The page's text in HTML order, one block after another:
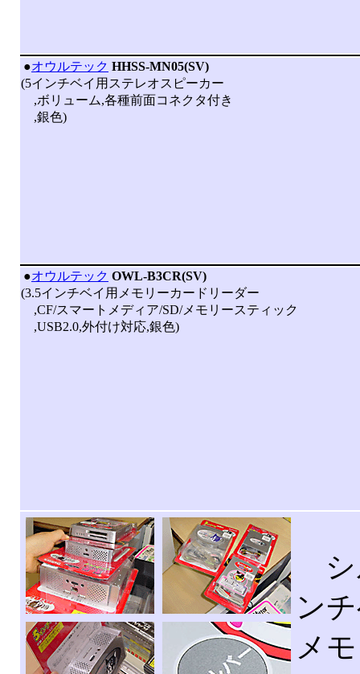
●オウルテック HHSS-MN05(SV)
(5インチベイ用ステレオスピーカー
,ボリューム,各種前面コネクタ付き
,銀色)
●オウルテック OWL-B3CR(SV)
(3.5インチベイ用メモリーカードリーダー
,CF/スマートメディア/SD/メモリースティック
,USB2.0,外付け対応,銀色)
シ
ン
メ